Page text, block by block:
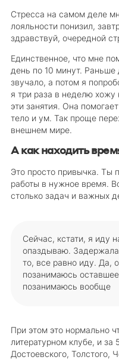
Стресса на самом деле
лояльности понизил,
здравствуй, очередной
Единственное, что мне
день по 10 минут. Раньше
звучало, а потом я
я три раза в неделю хожу
эти занятия. Она
тело и ум. Так проще
внешнем мире.
А как находить
Это просто привычка. Ты
работы в нужное время.
столько задач и важных
Сейчас, кстати, я иду
опаздываю.
то, все равно иду. Да,
позанимаюсь
позанимаюсь вообще
При этом это нормально
литературном клубе, и за
Достоевского, Толстого,